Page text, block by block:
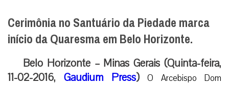
Cerimônia no Santuário da Piedade marca
início da Quaresma em Belo Horizonte.
Belo Horizonte – Minas Gerais (Quinta-feira,
11-02-2016, Gaudium Press) O Arcebispo Dom